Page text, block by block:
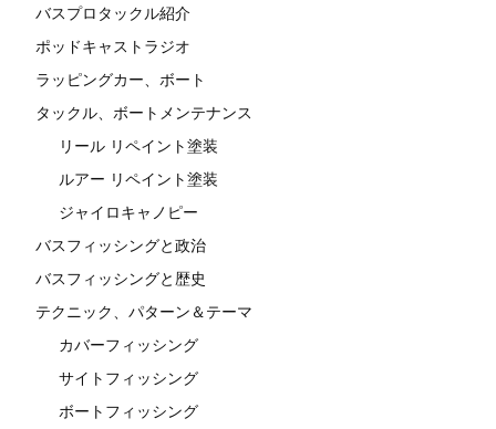
バスプロタックル紹介
ポッドキャストラジオ
ラッピングカー、ボート
タックル、ボートメンテナンス
リール リペイント塗装
ルアー リペイント塗装
ジャイロキャノピー
バスフィッシングと政治
バスフィッシングと歴史
テクニック、パターン＆テーマ
カバーフィッシング
サイトフィッシング
ボートフィッシング